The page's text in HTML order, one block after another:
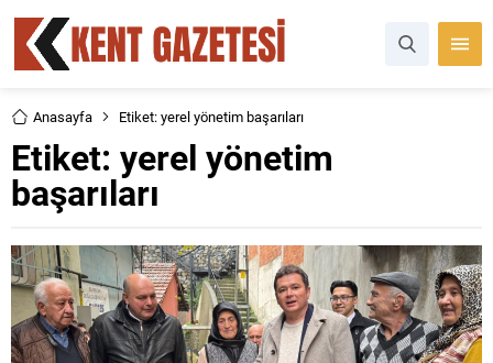
Anasayfa Etiket: yerel yönetim başarıları
Etiket: yerel yönetim
başarıları